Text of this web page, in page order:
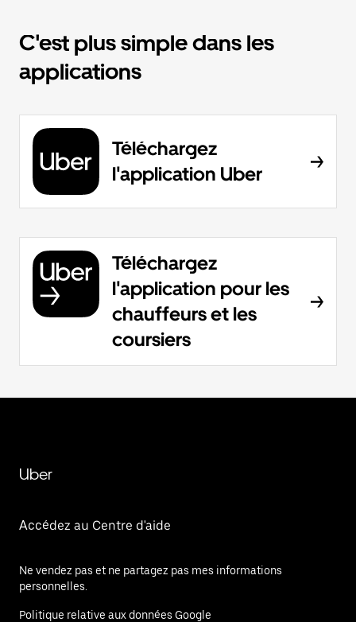
C'est plus simple dans les
applications
Téléchargez
l'application Uber
Téléchargez
l'application pour les
chauffeurs et les
coursiers
Uber
Accédez au Centre d'aide
Ne vendez pas et ne partagez pas mes informations
personnelles.
Politique relative aux données Google